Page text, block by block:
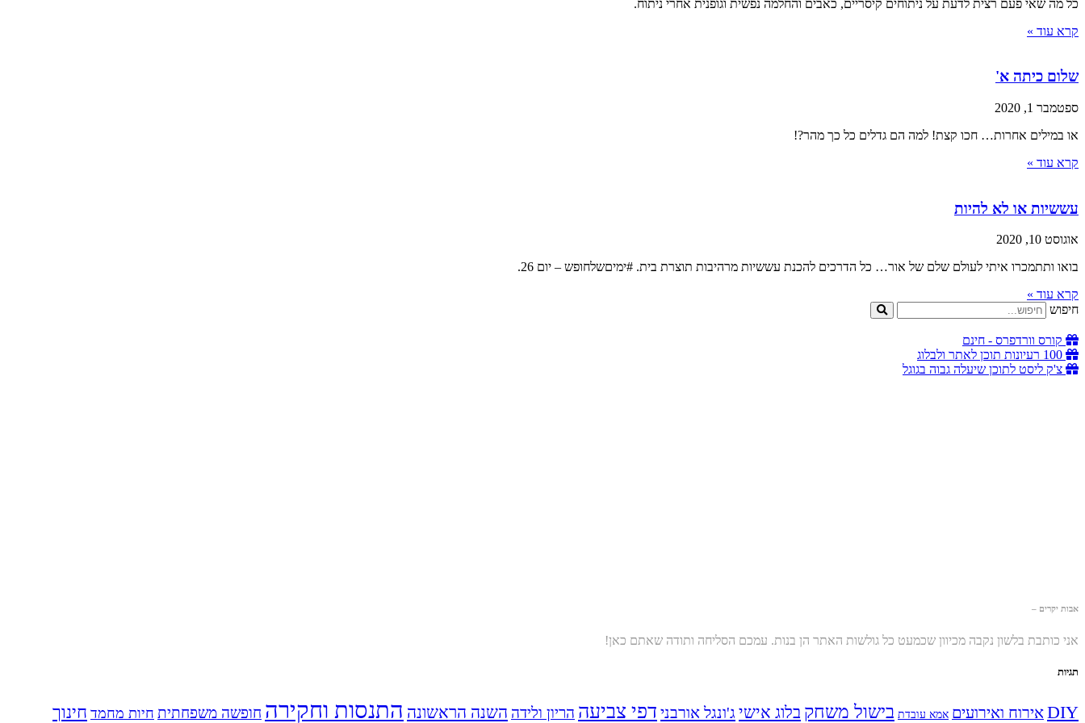
כל מה שאי פעם רצית לדעת על ניתוחים קיסריים, כאבים והחלמה נפשית וגופנית אחרי ניתוח.
קרא עוד »
שלום כיתה א'
ספטמבר 1, 2020
או במילים אחרות… חכו קצת! למה הם גדלים כל כך מהר?!
קרא עוד »
עששיות או לא להיות
אוגוסט 10, 2020
בואו ותתמכרו איתי לעולם שלם של אור… כל הדרכים להכנת עששיות מרהיבות תוצרת בית. #ימיםשלחופש – יום 26.
קרא עוד »
חיפוש
קורס וורדפרס - חינם
100 רעיונות תוכן לאתר ולבלוג
צ'ק ליסט לתוכן שיעלה גבוה בגוגל
אבות יקרים –
אני כותבת בלשון נקבה מכיוון שכמעט כל גולשות האתר הן בנות. עמכם הסליחה ותודה שאתם כאן!
תגיות
DIYאירוח ואירועים אמא עובדת בישול משחק בלוג אישי ג'ונגל אורבני דפי צביעה הריון ולידה השנה הראשונה התנסות וחקירה חופשה משפחתית חיות מחמד חינוך